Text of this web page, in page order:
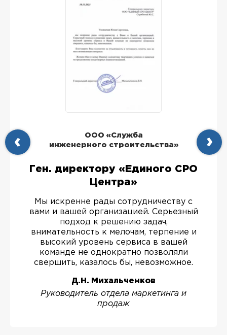
ООО «Служба
инженерного строительства»
Ген. директору «Единого СРО
Центра»
Мы искренне рады сотрудничеству с
вами и вашей организацией. Серьезный
подход к решению задач,
внимательность к мелочам, терпение и
высокий уровень сервиса в вашей
команде не однократно позволяли
свершить, казалось бы, невозможное.
Д.Н. Михальченков
Руководитель отдела маркетинга и
продаж